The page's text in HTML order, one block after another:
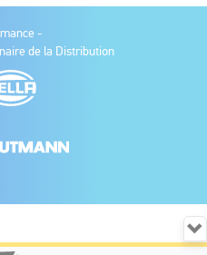
-
de la Distribution